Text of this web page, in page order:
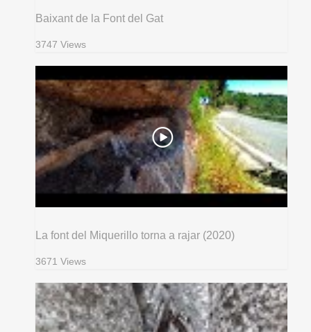
Baixant de la Font del Gat
3747 Views
La font del Miquerillo torna a rajar (2020)
3671 Views